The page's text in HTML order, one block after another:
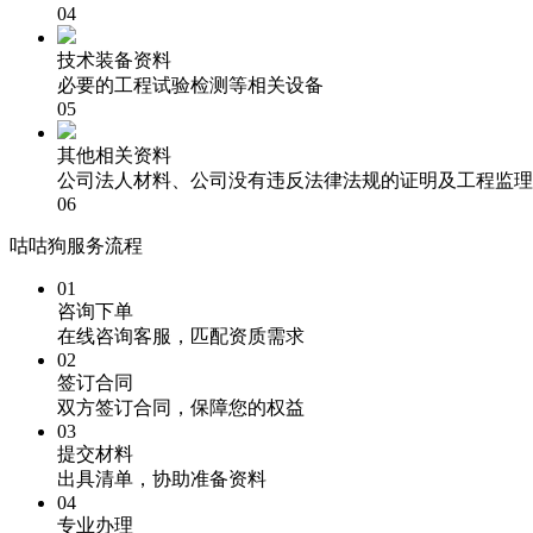
04
技术装备资料
必要的工程试验检测等相关设备
05
其他相关资料
公司法人材料、公司没有违反法律法规的证明及工程监
06
咕咕狗服务流程
01
咨询下单
在线咨询客服，匹配资质需求
02
签订合同
双方签订合同，保障您的权益
03
提交材料
出具清单，协助准备资料
04
专业办理